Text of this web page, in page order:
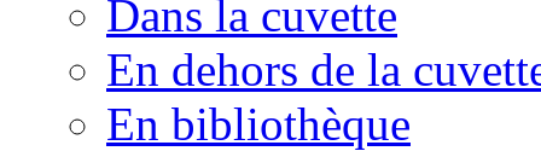
Dans la cuvette
En dehors de la
En bibliothèque